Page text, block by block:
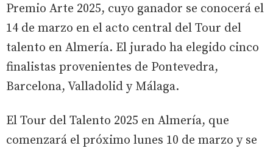
Premio Arte 2025, cuyo ganador se conocerá el
14 de marzo en el acto central del Tour del
talento en Almería. El jurado ha elegido cinco
finalistas provenientes de Pontevedra,
Barcelona, Valladolid y Málaga.
El Tour del Talento 2025 en Almería, que
comenzará el próximo lunes 10 de marzo y se